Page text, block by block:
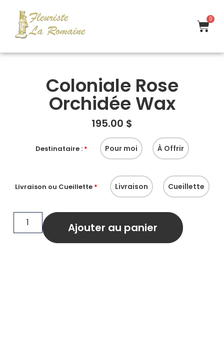
0
Coloniale Rose
Orchidée Wax
195.00 $
Destinataire :* Pour moi À Offrir
Livraison ou Cueillette* Livraison Cueillette
Ajouter au panier